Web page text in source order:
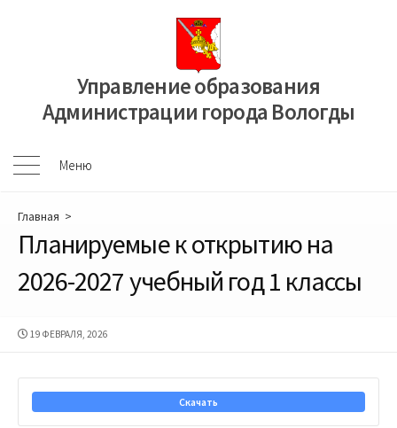
Управление образования
Администрации города Вологды
Меню
Меню
Главная >
Планируемые к открытию на
2026-2027 учебный год 1 классы
ДАТА
19 ФЕВРАЛЯ, 2026
Скачать